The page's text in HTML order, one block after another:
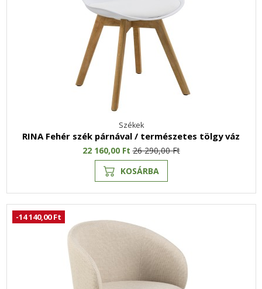
Székek
RINA Fehér szék párnával / természetes tölgy váz
22 160,00 Ft26 290,00 Ft
KOSÁRBA
-14 140,00 Ft